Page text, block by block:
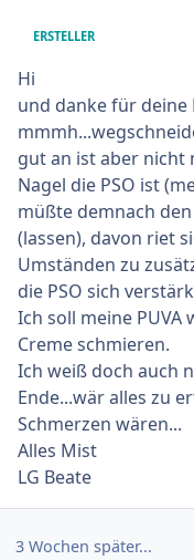
ERSTELLER
Hi
und danke für deine
gut an ist aber
Nagel die PSO ist (
müßte demnach
(lassen), davon riet
Umständen zu
die PSO sich
Ich soll meine PUVA
Creme schmieren.
Ich weiß doch auch
Ende...wär alles zu
Schmerzen wären...
Alles Mist
LG Beate
3 Wochen später...